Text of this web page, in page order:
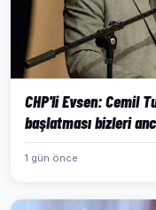
CHP'li Evsen: Cemil
başlatması bizleri
1 gün önce